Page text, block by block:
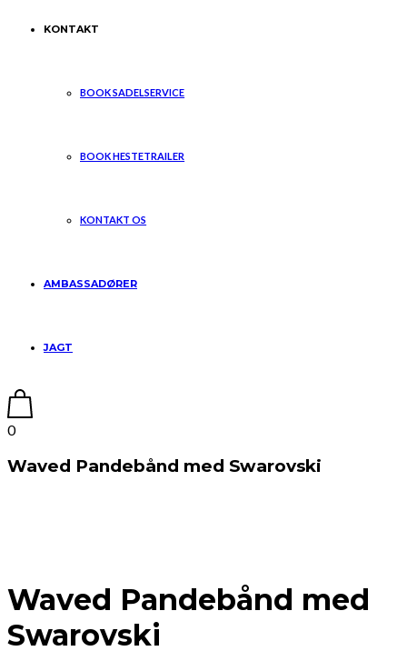
KONTAKT
BOOK SADELSERVICE
BOOK HESTETRAILER
KONTAKT OS
AMBASSADØRER
JAGT
0
Waved Pandebånd med Swarovski
Waved Pandebånd med
Swarovski